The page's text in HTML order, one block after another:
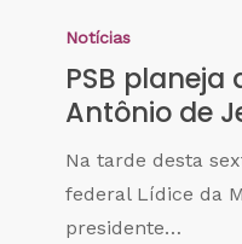
Notícias
PSB planeja
Antônio de
Na tarde desta
federal Lídice da
presidente…